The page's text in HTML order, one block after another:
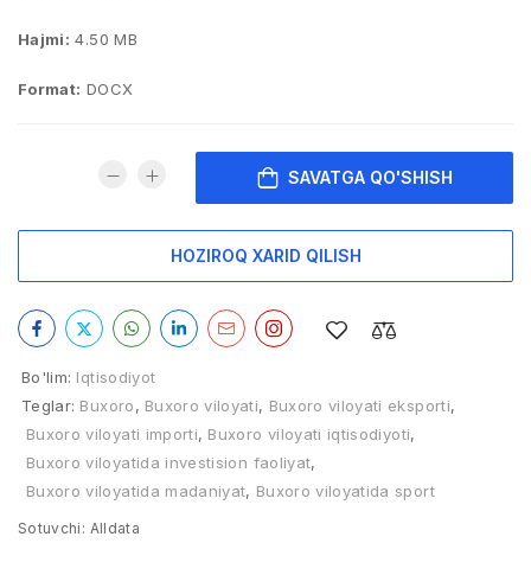
Hajmi: 4.50 MB
Format: DOCX
SAVATGA QO'SHISH
HOZIROQ XARID QILISH
Bo'lim: Iqtisodiyot
Teglar: Buxoro, Buxoro viloyati, Buxoro viloyati eksporti,
Buxoro viloyati importi, Buxoro viloyati iqtisodiyoti,
Buxoro viloyatida investision faoliyat,
Buxoro viloyatida madaniyat, Buxoro viloyatida sport
Sotuvchi: Alldata